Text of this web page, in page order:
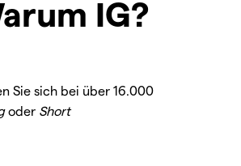
IG?
Sie sich bei über 16.000
oder Short